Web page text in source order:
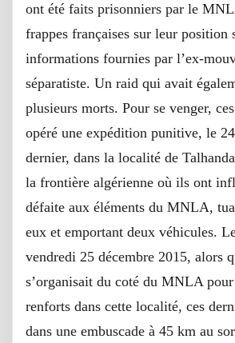
ont été faits prisonniers par le
frappes françaises sur leur position
informations fournies par l’ex-
séparatiste. Un raid qui avait
plusieurs morts. Pour se venger,
opéré une expédition punitive, le
dernier, dans la localité de
la frontière algérienne où ils ont
défaite aux éléments du MNLA,
eux et emportant deux véhicules.
vendredi 25 décembre 2015, alors
s’organisait du coté du MNLA
renforts dans cette localité, ces
dans une embuscade à 45 km au